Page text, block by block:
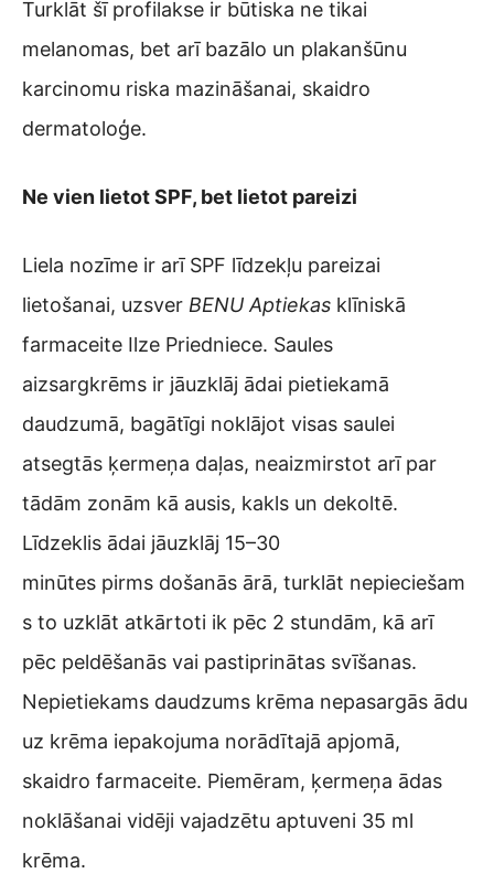
Turklāt šī profilakse ir būtiska ne tikai
melanomas, bet arī bazālo un plakanšūnu
karcinomu riska mazināšanai, skaidro
dermatoloģe.
Ne vien lietot SPF, bet lietot pareizi
Liela nozīme ir arī SPF līdzekļu pareizai
lietošanai, uzsver BENU Aptiekas klīniskā
farmaceite Ilze Priedniece. Saules
aizsargkrēms ir jāuzklāj ādai pietiekamā
daudzumā, bagātīgi noklājot visas saulei
atsegtās ķermeņa daļas, neaizmirstot arī par
tādām zonām kā ausis, kakls un dekoltē.
Līdzeklis ādai jāuzklāj 15–30
minūtes pirms došanās ārā, turklāt nepieciešam
s to uzklāt atkārtoti ik pēc 2 stundām, kā arī
pēc peldēšanās vai pastiprinātas svīšanas.
Nepietiekams daudzums krēma nepasargās ādu
uz krēma iepakojuma norādītajā apjomā,
skaidro farmaceite. Piemēram, ķermeņa ādas
noklāšanai vidēji vajadzētu aptuveni 35 ml
krēma.